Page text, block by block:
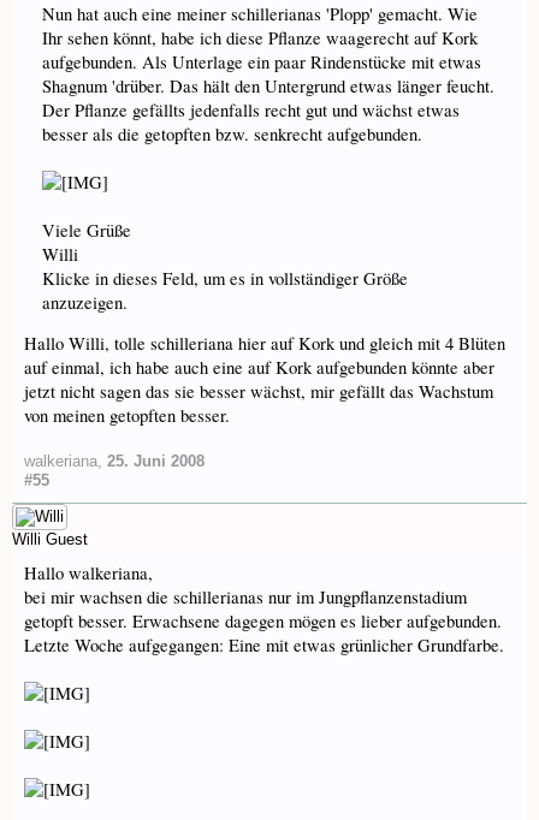
Nun hat auch eine meiner schillerianas 'Plopp' gemacht. Wie
Ihr sehen könnt, habe ich diese Pflanze waagerecht auf Kork
aufgebunden. Als Unterlage ein paar Rindenstücke mit etwas
Shagnum 'drüber. Das hält den Untergrund etwas länger feucht.
Der Pflanze gefällts jedenfalls recht gut und wächst etwas
besser als die getopften bzw. senkrecht aufgebunden.
Viele Grüße
Willi
Klicke in dieses Feld, um es in vollständiger Größe
anzuzeigen.
Hallo Willi, tolle schilleriana hier auf Kork und gleich mit 4 Blüten
auf einmal, ich habe auch eine auf Kork aufgebunden könnte aber
jetzt nicht sagen das sie besser wächst, mir gefällt das Wachstum
von meinen getopften besser.
walkeriana, 25. Juni 2008
#55
Willi Guest
Hallo walkeriana,
bei mir wachsen die schillerianas nur im Jungpflanzenstadium
getopft besser. Erwachsene dagegen mögen es lieber aufgebunden.
Letzte Woche aufgegangen: Eine mit etwas grünlicher Grundfarbe.